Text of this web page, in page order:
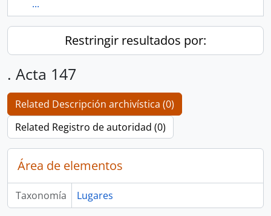
...
Restringir resultados por:
. Acta 147
Related Descripción archivística (0)
Related Registro de autoridad (0)
Área de elementos
Taxonomía Lugares